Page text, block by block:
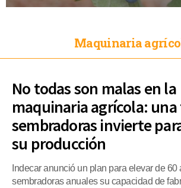
Maquinaria
No todas son malas en la
maquinaria agrícola: una
sembradoras invierte
su producción
Indecar anunció un plan para elevar de 60
sembradoras anuales su capacidad de